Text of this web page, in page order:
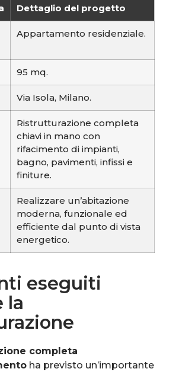
Dettaglio del progetto
Appartamento residenziale.
95 mq.
Via Isola, Milano.
Ristrutturazione completa
chiavi in mano con
rifacimento di impianti,
bagno, pavimenti, infissi e
finiture.
Realizzare un’abitazione
moderna, funzionale ed
efficiente dal punto di vista
energetico.
eseguiti
la
completa
ha previsto un’importante